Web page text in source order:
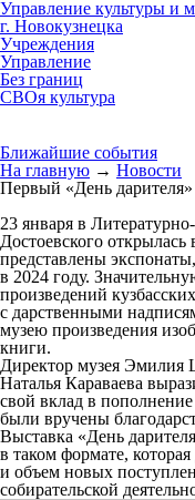
Управление культуры и
г. Новокузнецка
Учреждения
Управление
Без границ
СВОя культура
Ближайшие события
На главную → Новости
Первый «День дарителя»
23 января в
Достоевского
представлены
в 2024 году.
произведений
с дарственными
музею произведения
книги.
Директор музея Эмилия
Наталья Караваева
свой вклад в
были вручены
Выставка «День
в таком формате,
и объем новых
собирательской